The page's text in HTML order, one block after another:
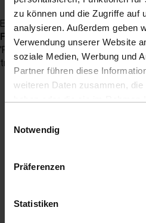
zu können und die Zugriffe auf
analysieren. Außerdem geben
Verwendung unserer Website
soziale Medien, Werbung und
Partner führen diese
weiteren Daten zusammen,
Einstellungen zu den Cookies
Notwendig
Präferenzen
Statistiken
Es wurde kein Artikel zu Ihrer
Fatal error
: Uncaught
'ReflectionProperty' is not
trace: #0 {main} thrown in[no